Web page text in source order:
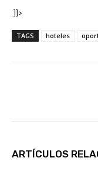
]]>
TAGS hoteles
ARTÍCULOS